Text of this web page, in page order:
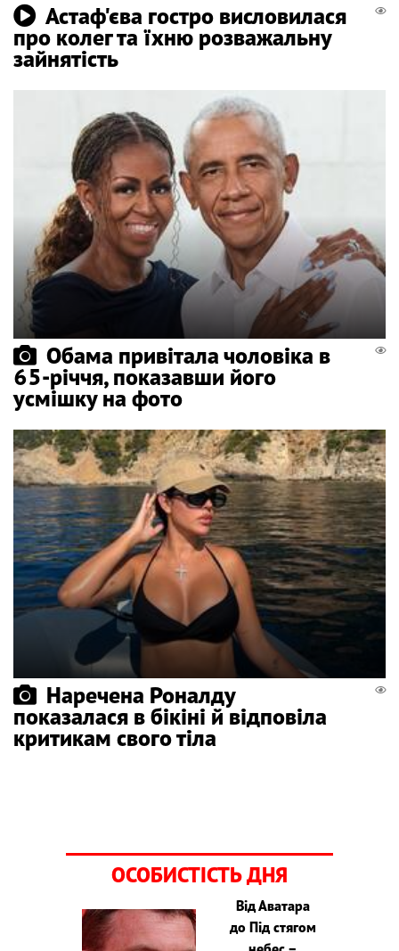
Астаф'єва гостро висловилася
про колег та їхню розважальну
зайнятість
Обама привітала чоловіка в
65-річчя, показавши його
усмішку на фото
Наречена Роналду
показалася в бікіні й відповіла
критикам свого тіла
ОСОБИСТІСТЬ ДНЯ
Від Аватара
до Під стягом